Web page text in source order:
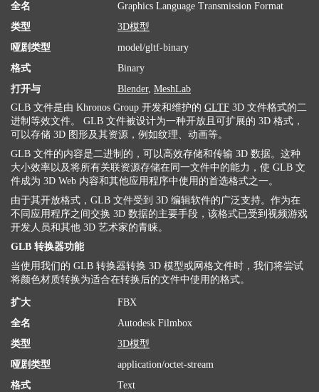
全名
Graphics Language Transmission Format
类型
3D模型
哑剧类型
model/gltf-binary
格式
Binary
打开与
Blender, MeshLab
GLB 文件是由 Khronos Group 开发和维护的 GLTF 3D 文件格式的二
进制等效文件。 GLB 文件被设计为一种开放且可扩展的 3D 格式，
可以存储 3D 图形及其资源，例如纹理、动画等。
GLB 文件的内容是二进制的，可以高效存储和传输 3D 数据。这种
大小效率以及将所有关联资源存储在同一文件中的能力，使 GLB 文
件成为 3D Web 内容和其他应用程序中使用的首选格式之一。
由于其开放格式，GLB 文件受到 3D 编辑软件的广泛支持。作为在
不同应用程序之间交换 3D 数据的主要手段，该格式已受到视频游戏
开发人员和其他 3D 艺术家的青睐。
GLB 转换器功能
当使用我们的 GLB 转换器转换 3D 模型或网格文件时，我们将尝试
将颜色材质转换为适合在转换后的文件中使用的格式。
扩大
FBX
全名
Autodesk Filmbox
类型
3D模型
哑剧类型
application/octet-stream
格式
Text